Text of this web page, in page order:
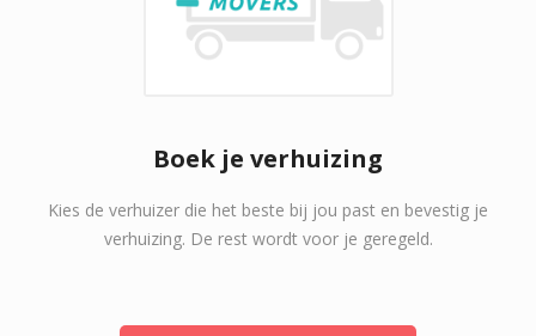
Boek je verhuizing
Kies de verhuizer die het beste bij jou past en bevestig je
verhuizing. De rest wordt voor je geregeld.